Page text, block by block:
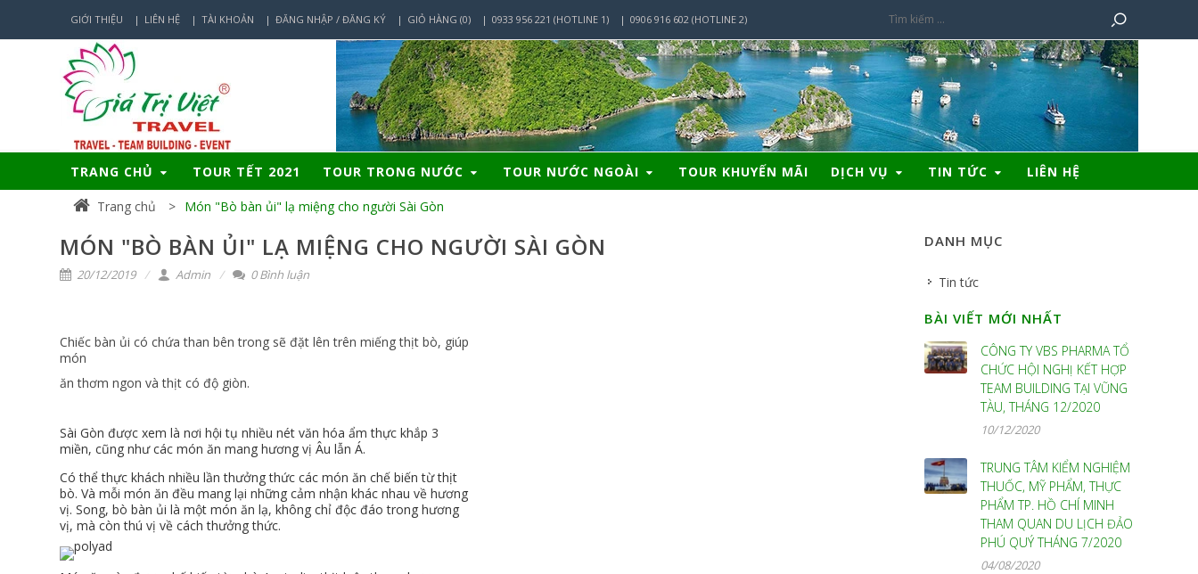
GIỚI THIỆU LIÊN HỆ TÀI KHOẢN ĐĂNG NHẬP / ĐĂNG KÝ GIỎ HÀNG (0) 0933 956 221 (HOTLINE 1) 0906 916 602 (HOTLINE 2)
TRANG CHỦ TOUR TẾT 2021 TOUR TRONG NƯỚC TOUR NƯỚC NGOÀI TOUR KHUYẾN MÃI DỊCH VỤ TIN TỨC LIÊN HỆ
Trang chủ Món "Bò bàn ủi" lạ miệng cho người Sài Gòn
MÓN "BÒ BÀN ỦI" LẠ MIỆNG CHO NGƯỜI SÀI GÒN
20/12/2019 Admin 0 Bình luận
Chiếc bàn ủi có chứa than bên trong sẽ đặt lên trên miếng thịt bò, giúp
món
ăn thơm ngon và thịt có độ giòn.
Sài Gòn được xem là nơi hội tụ nhiều nét văn hóa ẩm thực khắp 3
miền, cũng như các món ăn mang hương vị Âu lẫn Á.
Có thể thực khách nhiều lần thưởng thức các món ăn chế biến từ thịt
bò. Và mỗi món ăn đều mang lại những cảm nhận khác nhau về hương
vị. Song, bò bàn ủi là một món ăn lạ, không chỉ độc đáo trong hương
vị, mà còn thú vị về cách thưởng thức.
DANH MỤC
Tin tức
BÀI VIẾT MỚI NHẤT
CÔNG TY VBS PHARMA TỔ
CHỨC HỘI NGHỊ KẾT HỢP
TEAM BUILDING TẠI VŨNG
TÀU, THÁNG 12/2020
10/12/2020
TRUNG TÂM KIỂM NGHIỆM
THUỐC, MỸ PHẨM, THỰC
PHẨM TP. HỒ CHÍ MINH
THAM QUAN DU LỊCH ĐẢO
PHÚ QUÝ THÁNG 7/2020
04/08/2020